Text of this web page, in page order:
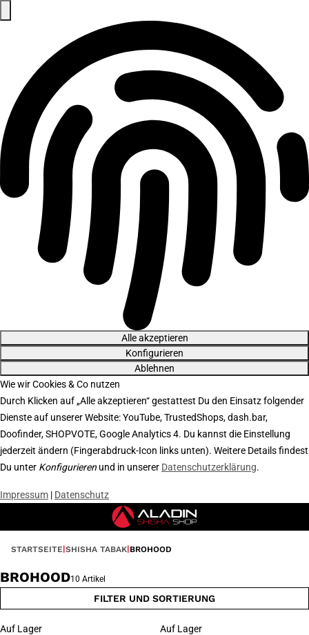
Alle akzeptieren
Konfigurieren
Ablehnen
Wie wir Cookies & Co nutzen
Durch Klicken auf „Alle akzeptieren“ gestattest Du den Einsatz folgender
Dienste auf unserer Website: YouTube, TrustedShops, dash.bar,
Doofinder, SHOPVOTE, Google Analytics 4. Du kannst die Einstellung
jederzeit ändern (Fingerabdruck-Icon links unten). Weitere Details findest
Du unter Konfigurieren und in unserer Datenschutzerklärung.
Impressum | Datenschutz
STARTSEITE SHISHA TABAK BROHOOD
Auf Lager Auf Lager
BROHOOD10 Artikel
FILTER UND SORTIERUNG